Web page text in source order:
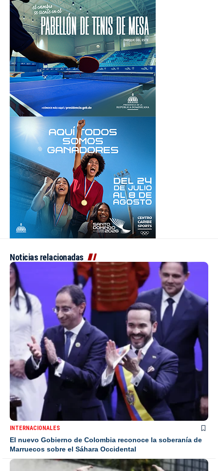
Noticias relacionadas
INTERNACIONALES
El nuevo Gobierno de Colombia reconoce la soberanía de
Marruecos sobre el Sáhara Occidental